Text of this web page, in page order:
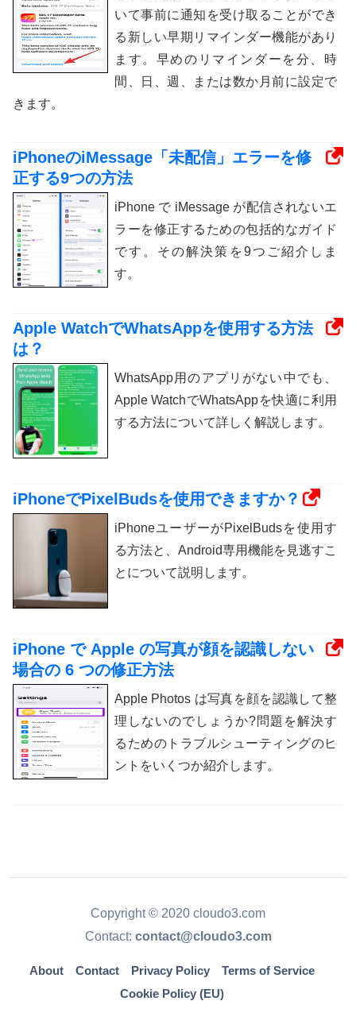
いて事前に通知を受け取ることができ
る新しい早期リマインダー機能があり
ます。早めのリマインダーを分、時
間、日、週、または数か月前に設定で
きます。
iPhoneのiMessage「未配信」エラーを修
正する9つの方法
iPhone で iMessage が配信されないエ
ラーを修正するための包括的なガイド
です。その解決策を9つご紹介しま
す。
Apple WatchでWhatsAppを使用する方法
は？
WhatsApp用のアプリがない中でも、
Apple WatchでWhatsAppを快適に利用
する方法について詳しく解説します。
iPhoneでPixelBudsを使用できますか？
iPhoneユーザーがPixelBudsを使用す
る方法と、Android専用機能を見逃すこ
とについて説明します。
iPhone で Apple の写真が顔を認識しない
場合の 6 つの修正方法
Apple Photos は写真を顔を認識して整
理しないのでしょうか?問題を解決す
るためのトラブルシューティングのヒ
ントをいくつか紹介します。
Copyright © 2020 cloudo3.com
Contact: contact@cloudo3.com
About Contact Privacy Policy
Terms of Service
Cookie Policy (EU)